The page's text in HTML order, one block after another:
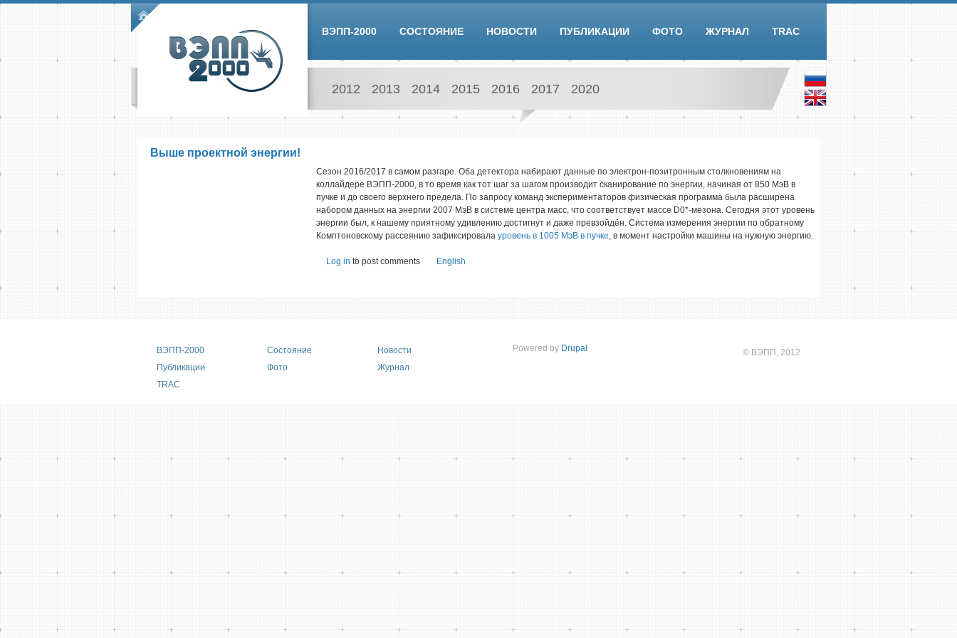
Skip to main content Main menu
ВЭПП-2000 СОСТОЯНИЕ НОВОСТИ ПУБЛИКАЦИИ ФОТО ЖУРНАЛ TRAC
2012 2013 2014 2015 2016 2017 2020
Выше проектной энергии!
Сезон 2016/2017 в самом разгаре. Оба детектора набирают данные по электрон-позитронным столкновениям на
коллайдере ВЭПП-2000, в то время как тот шаг за шагом производит сканирование по энергии, начиная от 850 МэВ в
пучке и до своего верхнего предела. По запросу команд экспериментаторов физическая программа была расширена
набором данных на энергии 2007 МэВ в системе центра масс, что соответствует массе D0*-мезона. Сегодня этот уровень
энергии был, к нашему приятному удивлению достигнут и даже превзойдён. Система измерения энергии по обратному
Комптоновскому рассеянию зафиксировалауровень в 1005 МэВ в пучке, в момент настройки машины на нужную энергию.
Log in to post comments English
Main menu
ВЭПП-2000 Состояние
Новости
Публикации
Фото
Журнал
TRAC
© ВЭПП , 2012
Powered by Drupal